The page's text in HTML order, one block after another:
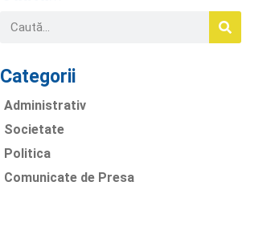
Categorii
Administrativ
Societate
Politica
Comunicate de Presa